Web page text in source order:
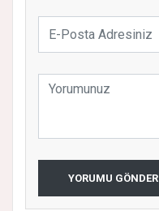
YORUMU GÖNDER